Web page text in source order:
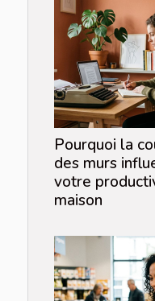
Pourquoi la
des murs
votre
maison